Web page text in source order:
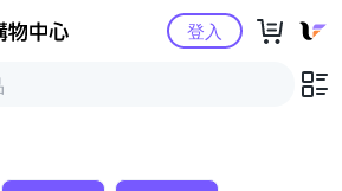
Yahoo購物中心登入